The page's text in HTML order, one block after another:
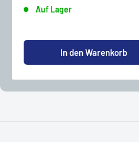
Auf Lager
In den Warenkorb